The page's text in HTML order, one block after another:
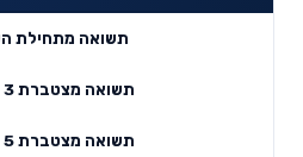
תשואה מתחילת
תשואה מצטברת 3 שנים
תשואה מצטברת 5 שנים